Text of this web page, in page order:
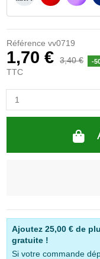
Référence vv0719
1,70 € 3,40 € -
TTC
Ajoutez 25,00 €de
gratuite !
Si votre commande